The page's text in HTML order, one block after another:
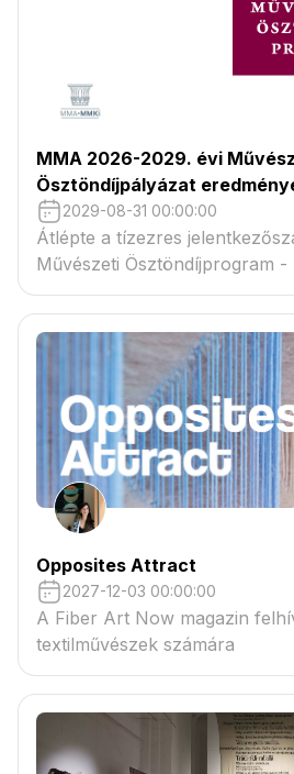
MMA 2026-2029. évi
Ösztöndíjpályázat
2029-08-31 00:00:00
Átlépte a tízezres
Művészeti Ösztöndíjprogram -
tartaléklistás pályázók
csatolmányban
Opposites Attract
2027-12-03 00:00:00
A Fiber Art Now magazin
textilművészek számára